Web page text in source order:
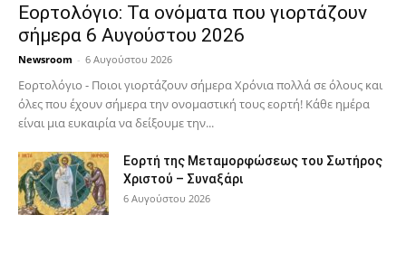
Εορτολόγιο: Τα ονόματα που γιορτάζουν
σήμερα 6 Αυγούστου 2026
Newsroom - 6 Αυγούστου 2026
Εορτολόγιο - Ποιοι γιορτάζουν σήμερα Χρόνια πολλά σε όλους και
όλες που έχουν σήμερα την ονομαστική τους εορτή! Κάθε ημέρα
είναι μια ευκαιρία να δείξουμε την...
Εορτή της Μεταμορφώσεως του Σωτήρος
Χριστού – Συναξάρι
6 Αυγούστου 2026